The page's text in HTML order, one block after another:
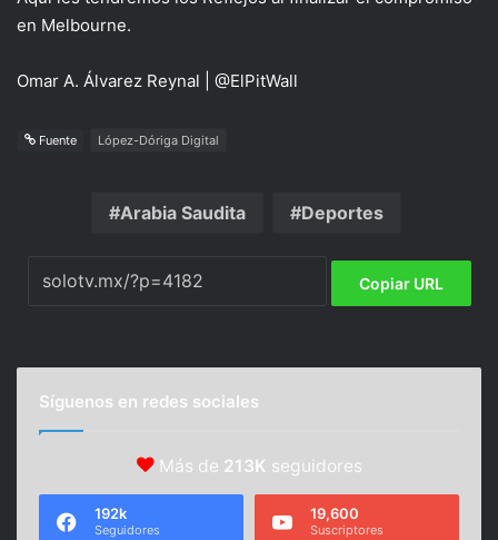
en Melbourne.
Omar A. Álvarez Reynal | @ElPitWall
Fuente López-Dóriga Digital
Arabia Saudita Deportes
Copiar URL
Síguenos en redes sociales
Más de 213K seguidores
192k
Seguidores
19,600
Suscriptores